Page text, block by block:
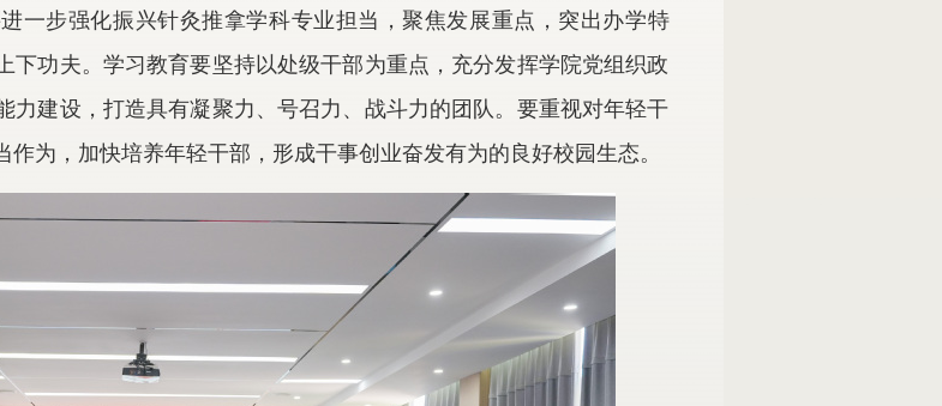
一步强化振兴针灸推拿学科专业担当，聚焦发展重点，突出办学特
下功夫。学习教育要坚持以处级干部为重点，充分发挥学院党组织政
力建设，打造具有凝聚力、号召力、战斗力的团队。要重视对年轻干
为，加快培养年轻干部，形成干事创业奋发有为的良好校园生态。